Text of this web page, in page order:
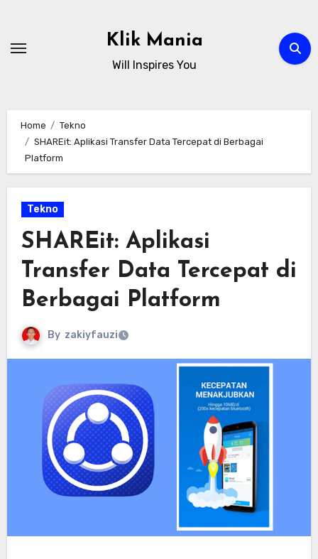
content
Klik Mania
Will Inspires You
Home
Tekno
SHAREit: Aplikasi Transfer Data Tercepat di Berbagai
Platform
Tekno
SHAREit: Aplikasi
Transfer Data Tercepat di
Berbagai Platform
By zakiyfauzi